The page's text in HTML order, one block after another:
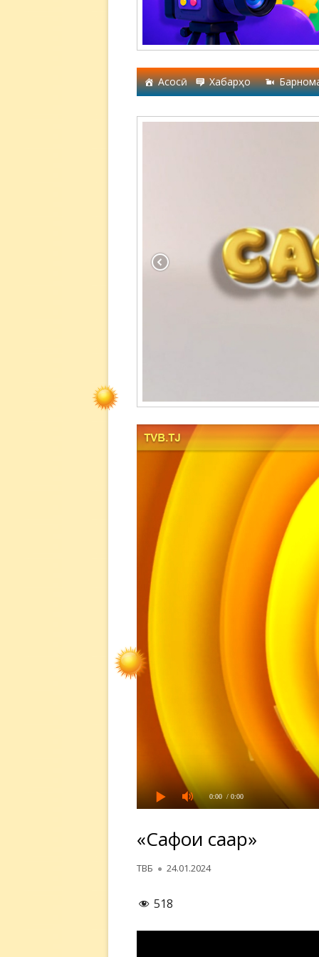
Асосӣ Хабарҳо
0:00 / 0:00
«Сафои саҳар»
Автор
ТВБ Опубликовано
24.01.2024
518